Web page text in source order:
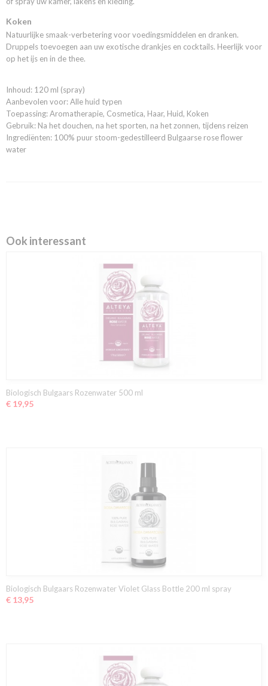
Koken
Natuurlijke smaak-verbetering voor voedingsmiddelen en dranken.
Druppels toevoegen aan uw exotische drankjes en cocktails. Heerlijk voor
op het ijs en in de thee.
Inhoud: 120 ml (spray)
Aanbevolen voor: Alle huid typen
Toepassing: Aromatherapie, Cosmetica, Haar, Huid, Koken
Gebruik: Na het douchen, na het sporten, na het zonnen, tijdens reizen
Ingrediënten: 100% puur stoom-gedestilleerd Bulgaarse rose flower
water
Ook interessant
Biologisch Bulgaars Rozenwater 500 ml
€ 19,95
Biologisch Bulgaars Rozenwater Violet Glass Bottle 200 ml spray
€ 13,95